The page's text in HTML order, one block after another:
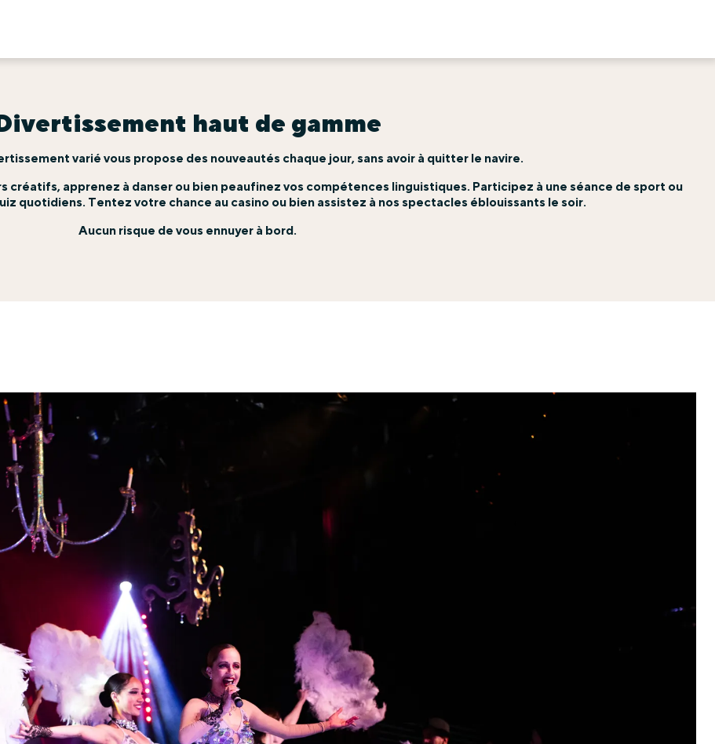
haut de gamme
varié vous propose des nouveautés chaque jour, sans avoir à quitter le navire.
créatifs, apprenez à danser ou bien peaufinez vos compétences linguistiques. Participez à une séance de sport ou
quotidiens. Tentez votre chance au casino ou bien assistez à nos spectacles éblouissants le soir.
Aucun risque de vous ennuyer à bord.